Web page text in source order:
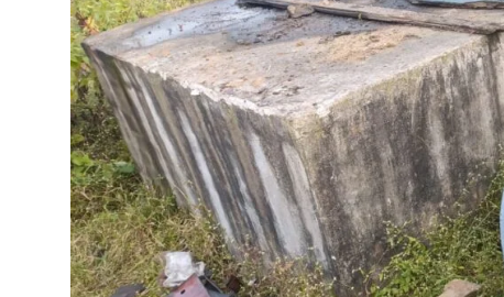
री
,
क्षे
त्र
में
बि
ज
ली
ठ
प